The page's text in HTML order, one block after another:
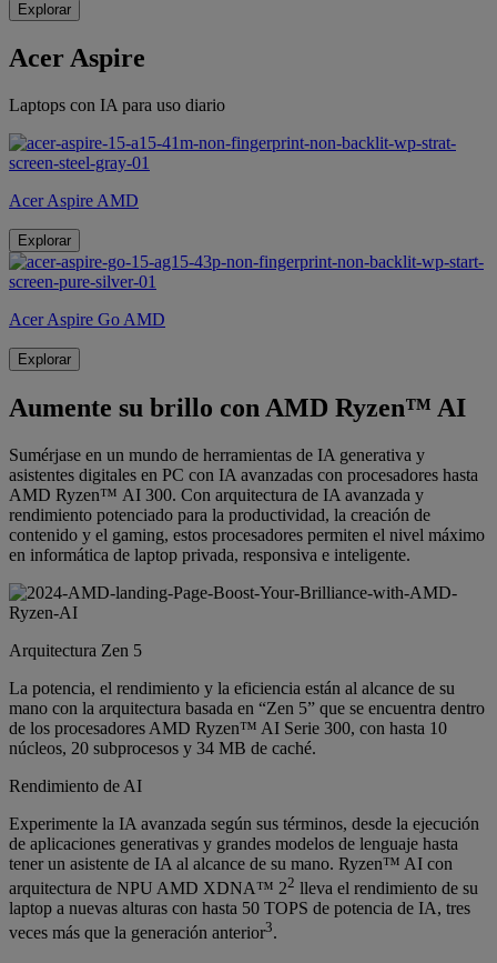
Explorar
Acer Aspire
Laptops con IA para uso diario
Acer Aspire AMD
Explorar
Acer Aspire Go AMD
Explorar
Aumente su brillo con AMD Ryzen™ AI
Sumérjase en un mundo de herramientas de IA generativa y
asistentes digitales en PC con IA avanzadas con procesadores hasta
AMD Ryzen™ AI 300. Con arquitectura de IA avanzada y
rendimiento potenciado para la productividad, la creación de
contenido y el gaming, estos procesadores permiten el nivel máximo
en informática de laptop privada, responsiva e inteligente.
Arquitectura Zen 5
La potencia, el rendimiento y la eficiencia están al alcance de su
mano con la arquitectura basada en “Zen 5” que se encuentra dentro
de los procesadores AMD Ryzen™ AI Serie 300, con hasta 10
núcleos, 20 subprocesos y 34 MB de caché.
Rendimiento de AI
Experimente la IA avanzada según sus términos, desde la ejecución
de aplicaciones generativas y grandes modelos de lenguaje hasta
tener un asistente de IA al alcance de su mano. Ryzen™ AI con
arquitectura de NPU AMD XDNA™ 22 lleva el rendimiento de su
laptop a nuevas alturas con hasta 50 TOPS de potencia de IA, tres
veces más que la generación anterior3.